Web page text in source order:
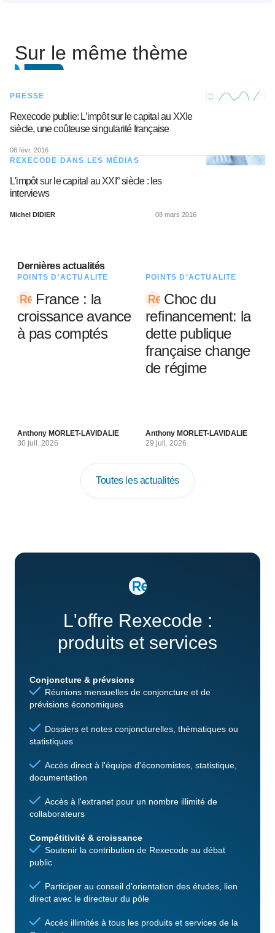
Sur le même thème
PRESSE
Rexecode publie: L’impôt sur le capital au XXIe
siècle, une coûteuse singularité française
08 févr. 2016
REXECODE DANS LES MÉDIAS
L'impôt sur le capital au XXI° siècle : les
interviews
Michel DIDIER 08 mars 2016
Dernières actualités
POINTS D’ACTUALITÉ
France : la
croissance avance
à pas comptés
Anthony MORLET-LAVIDALIE
30 juil. 2026
POINTS D’ACTUALITÉ
Choc du
refinancement: la
dette publique
française change
de régime
Anthony MORLET-LAVIDALIE
29 juil. 2026
Toutes les actualités
L'offre Rexecode :
produits et services
Conjoncture & prévsions
Réunions mensuelles de conjoncture et de
prévisions économiques
Dossiers et notes conjoncturelles, thématiques ou
statistiques
Accès direct à l'équipe d'économistes, statistique,
documentation
Accès à l'extranet pour un nombre illimité de
collaborateurs
Compétitivité & croissance
Soutenir la contribution de Rexecode au débat
public
Participer au conseil d'orientation des études, lien
direct avec le directeur du pôle
Accès illimités à tous les produits et services de la